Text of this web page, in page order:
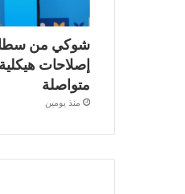
شوكي من
إصلاحات
متواصلة
منذ يومين